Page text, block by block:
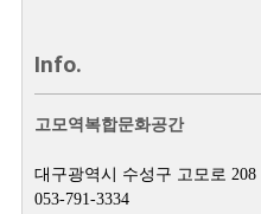
Info.
고모역복합문화공간
대구광역시 수성구 고모로 208
053-791-3334